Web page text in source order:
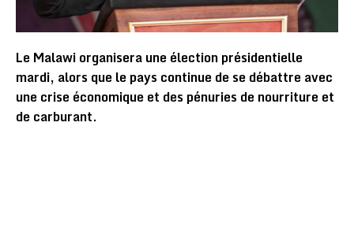
Le Malawi organisera une élection présidentielle
mardi, alors que le pays continue de se débattre avec
une crise économique et des pénuries de nourriture et
de carburant.